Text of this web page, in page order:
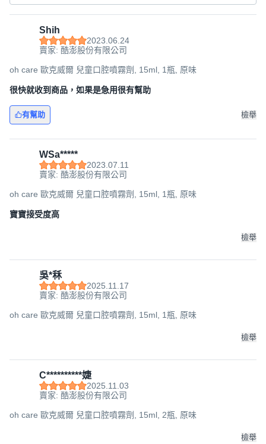
有害化學成分，所以請安心使用。
產品特性：
嬰幼童專用牙膏，oh care 歐克威爾兒童牙膏推薦，我們的
兒童牙膏專為嬰幼童設計，擁有溫和配方，安心護齒，讓孩
子從小建立良好的口腔清潔習慣、愛上刷牙的過程！
。搭配正確刷牙習慣，可預防口腔異味
。擁有清新口氣，保持口腔健康
。全球獨家專利P113+抗菌胜肽，溫和潔淨
。無添加起泡劑 凝膠材質 不傷琺瑯質
。食品級以上成分
使用方式：每日2-3次，取適量擠在牙刷上，刷牙後以清水
漱口。亦可擠至拭口布擦拭口腔，幫助維持口腔清潔
產品成份：Water, Poloxamer 407, Sodium Lauroyl
Sarcosinate, Fragrance, sh-Oligopeptide-81 Amide(P113
產品容量：100ml
用途：配合正確刷牙習慣，幫助清除牙菌斑，強化口腔健
康。建議3歲以上使用 (或有吞吐能力後使用)。
完畢。
用後如有不適請停止使用並詢問醫師。
【oh care 歐克威爾】兒童牙膏含氟無氟牙膏
嬰幼童專用牙膏，oh care 歐克威爾兒童牙膏推薦，我們的
子從小建立良好的口腔清潔習慣、愛上刷牙的過程！
Shih
2023.06.24
賣家: 酷澎股份有限公司
oh care 歐克威爾 兒童口腔噴霧劑, 15ml, 1瓶, 原味
很快就收到商品，如果是急用很有幫助
有幫助 檢舉
WSa*****
2023.07.11
賣家: 酷澎股份有限公司
oh care 歐克威爾 兒童口腔噴霧劑, 15ml, 1瓶, 原味
寶寶接受度高
檢舉
吳*秝
2025.11.17
賣家: 酷澎股份有限公司
oh care 歐克威爾 兒童口腔噴霧劑, 15ml, 1瓶, 原味
檢舉
C**********婕
2025.11.03
賣家: 酷澎股份有限公司
oh care 歐克威爾 兒童口腔噴霧劑, 15ml, 2瓶, 原味
檢舉